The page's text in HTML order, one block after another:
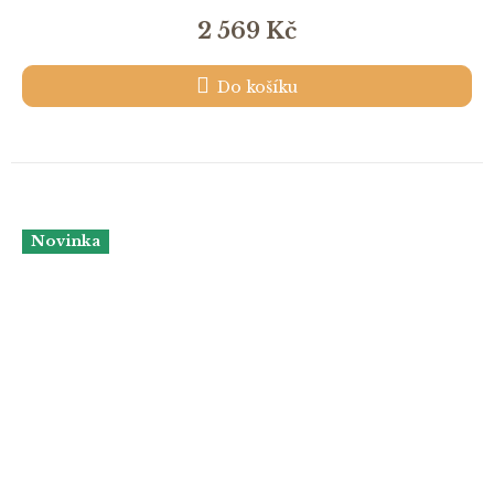
2 569 Kč
Do košíku
Novinka